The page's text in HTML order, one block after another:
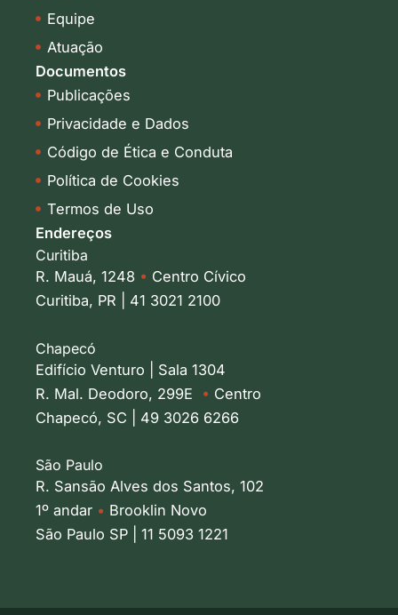
Equipe
Atuação
Documentos
Publicações
Privacidade e Dados
Código de Ética e Conduta
Política de Cookies
Termos de Uso
Endereços
Curitiba
R. Mauá, 1248 • Centro Cívico
Curitiba, PR | 41 3021 2100
Chapecó
Edifício Venturo | Sala 1304
R. Mal. Deodoro, 299E • Centro
Chapecó, SC | 49 3026 6266
São Paulo
R. Sansão Alves dos Santos, 102
1º andar • Brooklin Novo
São Paulo SP | 11 5093 1221